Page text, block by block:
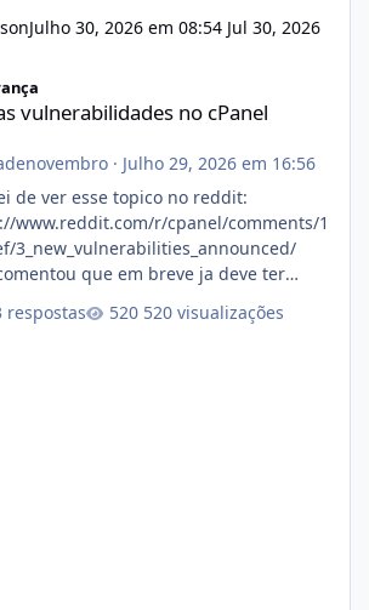
Julho 30, 2026 em 08:54 Jul 30, 2026
no cPanel
vulnerabilidades no cPanel
· Julho 29, 2026 em 16:56
de ver esse topico no reddit:
www.reddit.com/r/cpanel/comments/1
3_new_vulnerabilities_announced/
que em breve ja deve ter
respostas 520 visualizações